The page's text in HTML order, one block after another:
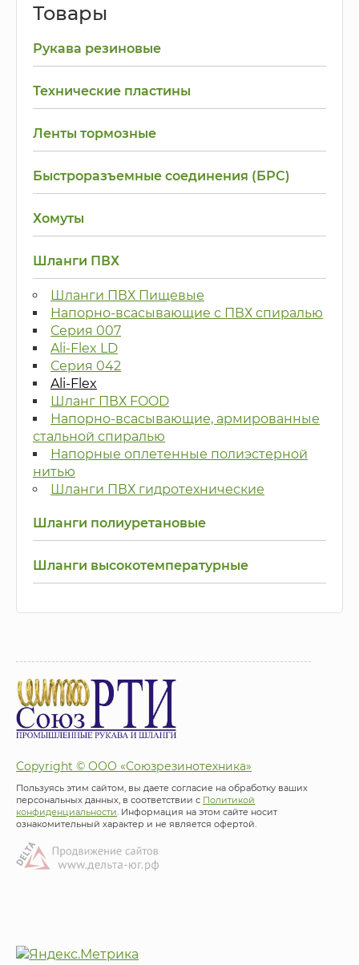
Товары
Рукава резиновые
Технические пластины
Ленты тормозные
Быстроразъемные соединения (БРС)
Хомуты
Шланги ПВХ
Шланги ПВХ Пищевые
Напорно-всасывающие с ПВХ спиралью
Серия 007
Ali-Flex LD
Серия 042
Ali-Flex
Шланг ПВХ FOOD
Напорно-всасывающие, армированные
стальной спиралью
Напорные оплетенные полиэстерной
нитью
Шланги ПВХ гидротехнические
Шланги полиуретановые
Шланги высокотемпературные
Copyright © ООО «Союзрезинотехника»
Пользуясь этим сайтом, вы даете согласие на обработку ваших
персональных данных, в соответствии с Политикой
конфиденциальности. Информация на этом сайте носит
ознакомительный характер и не является офертой.